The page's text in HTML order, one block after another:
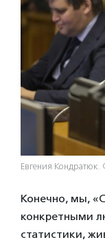
Евгения
Конечно, мы,
конкретными
статистики,